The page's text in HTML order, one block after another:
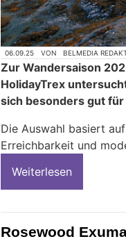
06.09.25 VON BELMEDIA
Zur Wandersaison
HolidayTrex
sich besonders gut
Die Auswahl basiert
Erreichbarkeit und
Weiterlesen
Rosewood